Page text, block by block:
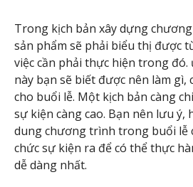
Trong kịch bản xây dựng
sản phẩm sẽ phải biểu thị được
việc cần phải thực hiện trong đó.
này bạn sẽ biết được nên làm
cho buổi lễ. Một kịch bản càng
sự kiện càng cao. Bạn nên lưu ý,
dung chương trình trong buổi lễ
chức sự kiện ra để có thể thực
dễ dàng nhất.